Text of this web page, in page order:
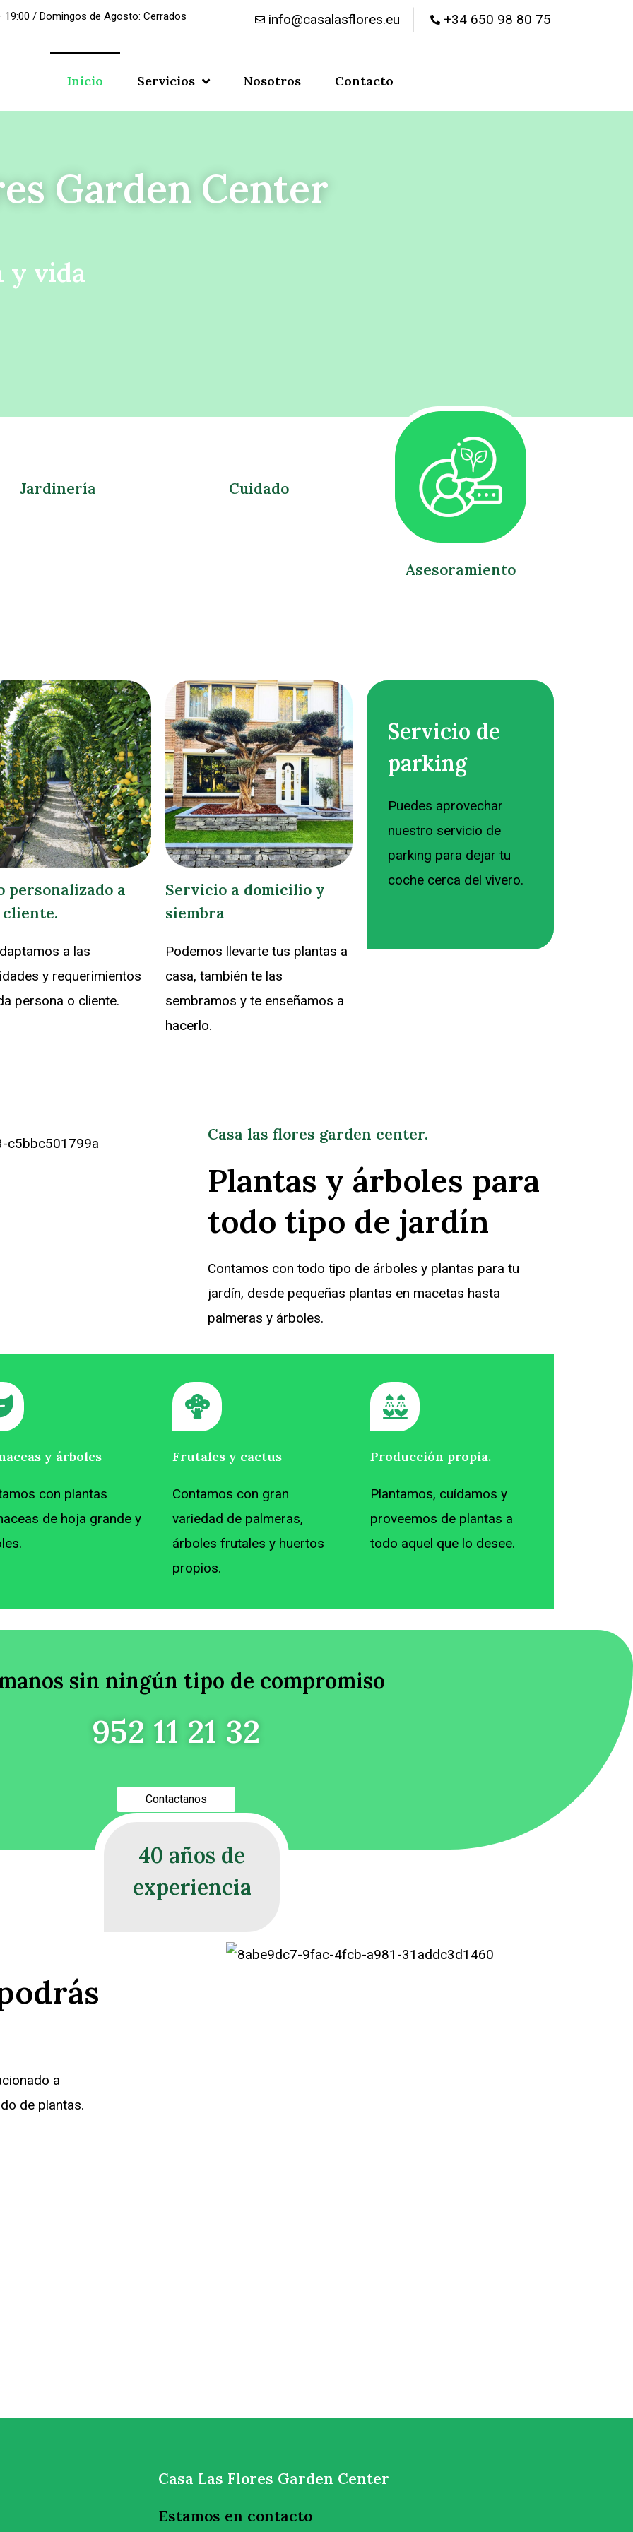
19:00 / Domingos de Agosto: Cerrados info@casalasflores.eu +34 650 98 80 75
Inicio Servicios Nosotros Contacto
Garden Center
y vida
Jardinería Cuidado
Asesoramiento
personalizado a
cliente.
a las
y requerimientos
persona o cliente.
Servicio a domicilio y
siembra
Podemos llevarte tus plantas a
casa, también te las
sembramos y te enseñamos a
hacerlo.
Servicio de
parking
Puedes aprovechar
nuestro servicio de
parking para dejar tu
coche cerca del vivero.
Casa las flores garden center.
Plantas y árboles para
todo tipo de jardín
Contamos con todo tipo de árboles y plantas para tu
jardín, desde pequeñas plantas en macetas hasta
palmeras y árboles.
y árboles
con plantas
de hoja grande y
Frutales y cactus
Contamos con gran
variedad de palmeras,
árboles frutales y huertos
propios.
Producción propia.
Plantamos, cuídamos y
proveemos de plantas a
todo aquel que lo desee.
sin ningún tipo de compromiso
952 11 21 32
Contactanos
a
de plantas.
40 años de
experiencia
Casa Las Flores Garden Center
Estamos en contacto